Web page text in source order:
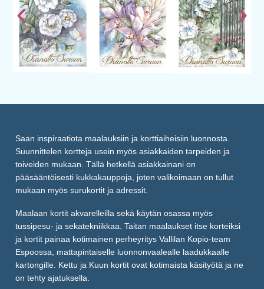
Saan inspiraatiota maalauksiin ja korttiaiheisiin luonnosta.
Suunnittelen kortteja usein myös asiakkaiden tarpeiden ja
toiveiden mukaan. Tällä hetkellä asiakkainani on
pääsääntöisesti kukkakauppoja, joten valikoimaan on tullut
mukaan myös surukortit ja adressit.
Maalaan kortit akvarelleilla sekä käytän osassa myös
tussipesu- ja sekatekniikkaa. Taitan maalaukset itse korteiksi
ja kortit painaa kotimainen perheyritys Vallilan Kopio-team
Espoossa, mattapintaiselle luonnonvaalealle laadukkaalle
kartongille. Kettu ja Kuun kortit ovat kotimaista käsityötä ja ne
on tehty ajatuksella.